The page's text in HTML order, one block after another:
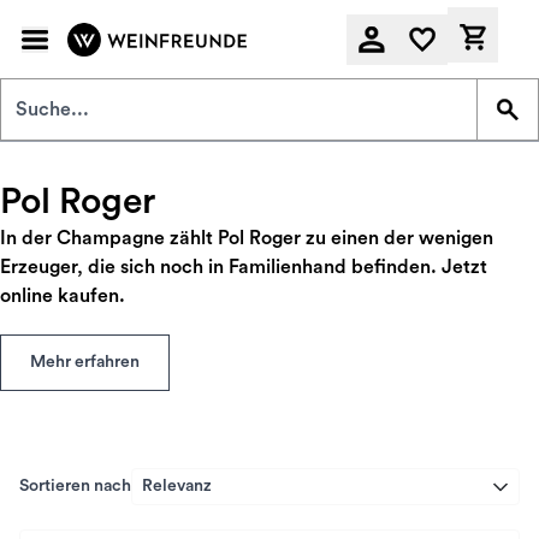
Pol Roger
In der Champagne zählt Pol Roger zu einen der wenigen
Erzeuger, die sich noch in Familienhand befinden. Jetzt
online kaufen.
Mehr erfahren
Sortieren nach Relevanz